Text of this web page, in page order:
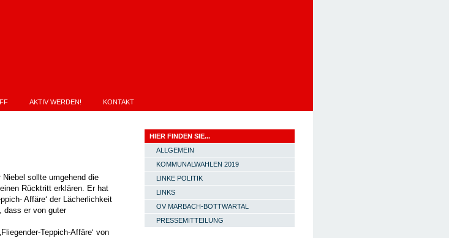
AKTIV WERDEN! KONTAKT
sollte umgehend die
Rücktritt erklären. Er hat
Affäre‘ der Lächerlichkeit
dass er von guter
Teppich-Affäre‘ von
HIER FINDEN SIE...
ALLGEMEIN
KOMMUNALWAHLEN 2019
LINKE POLITIK
LINKS
OV MARBACH-BOTTWARTAL
PRESSEMITTEILUNG